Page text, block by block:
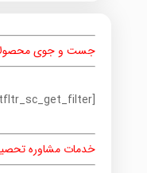
جست و جوی
[prdctfltr_sc_get_filter]
خدمات مشاوره